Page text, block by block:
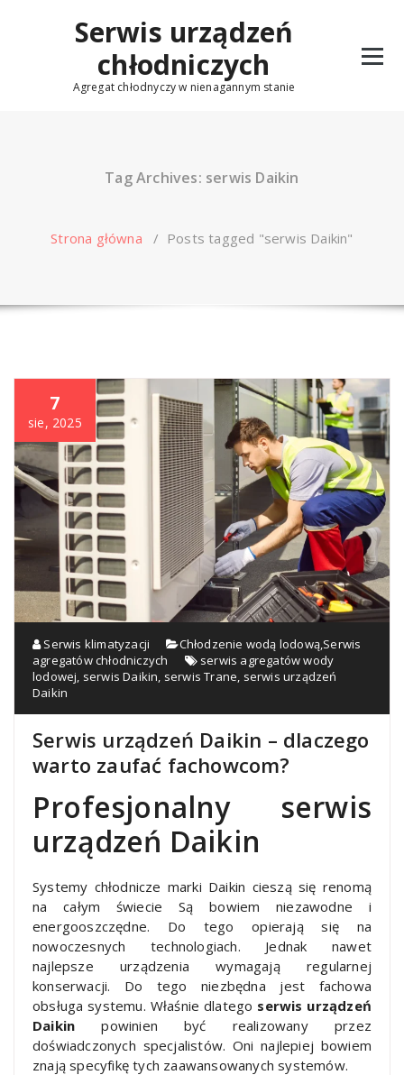
Serwis urządzeń
chłodniczych
Agregat chłodnyczy w nienagannym stanie
Tag Archives: serwis Daikin
Strona główna / Posts tagged "serwis Daikin"
7
sie, 2025
Serwis klimatyzacji Chłodzenie wodą lodową,Serwis
agregatów chłodniczych
serwis agregatów wody
lodowej, serwis Daikin, serwis Trane, serwis urządzeń
Daikin
Serwis urządzeń Daikin – dlaczego
warto zaufać fachowcom?
Profesjonalny serwis
urządzeń Daikin
Systemy chłodnicze marki Daikin cieszą się renomą
na całym świecie Są bowiem niezawodne i
energooszczędne. Do tego opierają się na
nowoczesnych technologiach. Jednak nawet
najlepsze urządzenia wymagają regularnej
konserwacji. Do tego niezbędna jest fachowa
obsługa systemu. Właśnie dlatego serwis urządzeń
Daikin powinien być realizowany przez
doświadczonych specjalistów. Oni najlepiej bowiem
znają specyfikę tych zaawansowanych systemów.